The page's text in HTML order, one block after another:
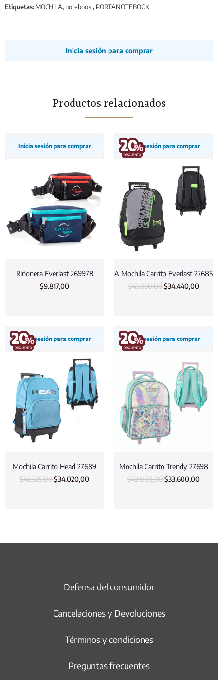
Etiquetas: MOCHILA, notebook., PORTANOTEBOOK
Inicia sesión para comprar
Productos relacionados
Inicia sesión para comprar
Riñonera Everlast 26997B
$9.817,00
Inicia sesión para comprar
A Mochila Carrito Everlast 27685
$43.050,00 $34.440,00
Inicia sesión para comprar
Mochila Carrito Head 27689
$42.525,00$34.020,00
Inicia sesión para comprar
Mochila Carrito Trendy 27698
$42.000,00$33.600,00
Defensa del consumidor
Cancelaciones y Devoluciones
Términos y condiciones
Preguntas frecuentes